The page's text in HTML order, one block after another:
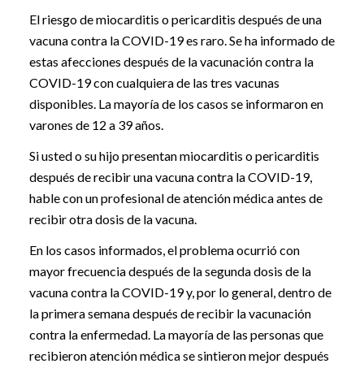
El riesgo de miocarditis o pericarditis después de una
vacuna contra la COVID-19 es raro. Se ha informado de
estas afecciones después de la vacunación contra la
COVID-19 con cualquiera de las tres vacunas
disponibles. La mayoría de los casos se informaron en
varones de 12 a 39 años.
Si usted o su hijo presentan miocarditis o pericarditis
después de recibir una vacuna contra la COVID-19,
hable con un profesional de atención médica antes de
recibir otra dosis de la vacuna.
En los casos informados, el problema ocurrió con
mayor frecuencia después de la segunda dosis de la
vacuna contra la COVID-19 y, por lo general, dentro de
la primera semana después de recibir la vacunación
contra la enfermedad. La mayoría de las personas que
recibieron atención médica se sintieron mejor después